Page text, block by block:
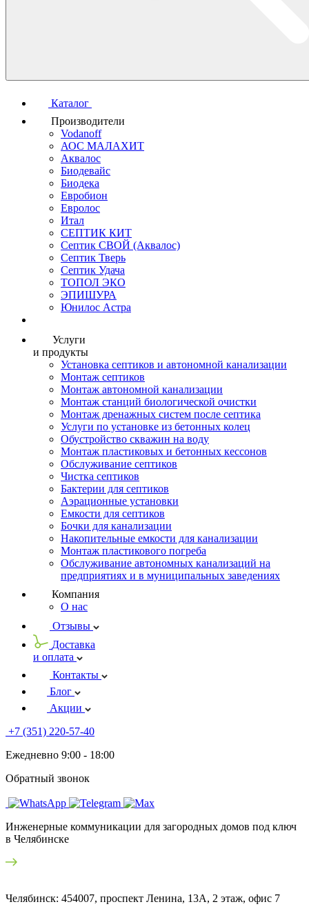
Каталог
Производители
Vodanoff
АОС МАЛАХИТ
Аквалос
Биодевайс
Биодека
Евробион
Евролос
Итал
СЕПТИК КИТ
Септик СВОЙ (Аквалос)
Септик Тверь
Септик Удача
ТОПОЛ ЭКО
ЭПИШУРА
Юнилос Астра
Услуги
и продукты
Установка септиков и автономной канализации
Монтаж септиков
Монтаж автономной канализации
Монтаж станций биологической очистки
Монтаж дренажных систем после септика
Услуги по установке из бетонных колец
Обустройство скважин на воду
Монтаж пластиковых и бетонных кессонов
Обслуживание септиков
Чистка септиков
Бактерии для септиков
Аэрационные установки
Емкости для септиков
Бочки для канализации
Накопительные емкости для канализации
Монтаж пластикового погреба
Обслуживание автономных канализаций на
предприятиях и в муниципальных заведениях
Компания
О нас
Отзывы
Доставка
и оплата
Контакты
Блог
Акции
+7 (351) 220-57-40
Ежедневно 9:00 - 18:00
Обратный звонок
Инженерные коммуникации для загородных домов под ключ
в Челябинске
Челябинск: 454007, проспект Ленина, 13А, 2 этаж, офис 7